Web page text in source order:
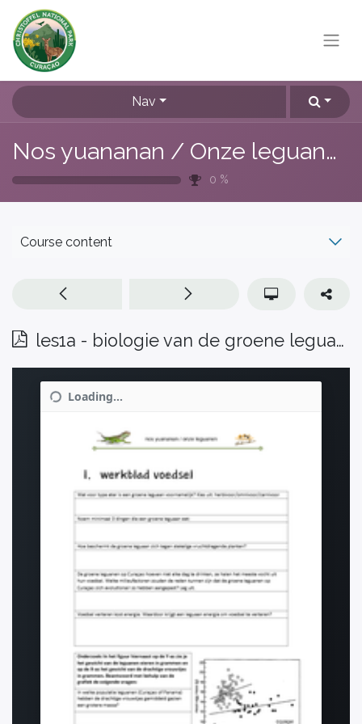
Nav
Nos yuananan / Onze leguanen
0 %
Course content
les1a - biologie van de groene leguaan